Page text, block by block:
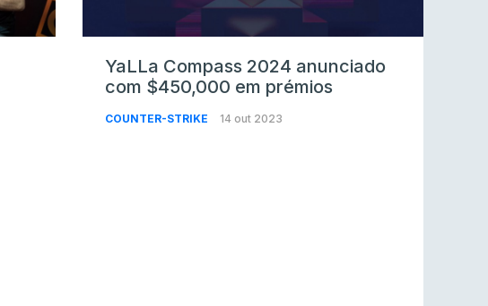
YaLLa Compass 2024 anunciado
com $450,000 em prémios
COUNTER-STRIKE 14 out 2023